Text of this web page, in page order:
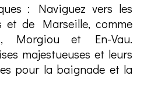
: Naviguez vers les
et de Marseille, comme
Morgiou et En-Vau.
majestueuses et leurs
pour la baignade et la